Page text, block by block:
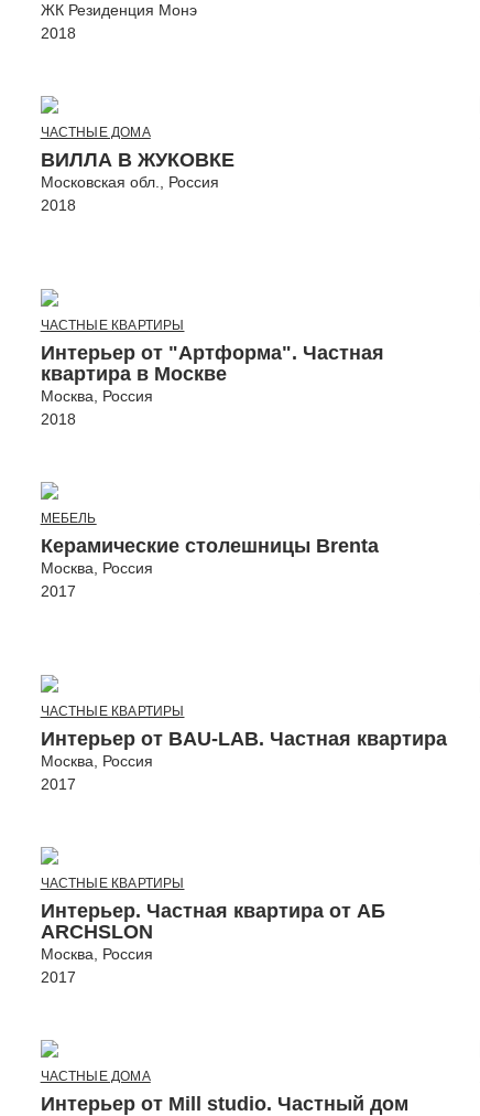
ЖК Резиденция Монэ
2018
ЧАСТНЫЕ ДОМА
ВИЛЛА В ЖУКОВКЕ
Московская обл., Россия
2018
ЧАСТНЫЕ КВАРТИРЫ
Интерьер от "Артформа". Частная
квартира в Москве
Москва, Россия
2018
МЕБЕЛЬ
Керамические столешницы Brenta
Москва, Россия
2017
ЧАСТНЫЕ КВАРТИРЫ
Интерьер от BAU-LAB. Частная квартира
Москва, Россия
2017
ЧАСТНЫЕ КВАРТИРЫ
Интерьер. Частная квартира от АБ
ARCHSLON
Москва, Россия
2017
ЧАСТНЫЕ ДОМА
Интерьер от Mill studio. Частный дом